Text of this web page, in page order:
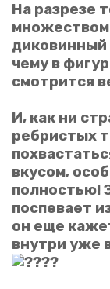
На разрезе
множеством
диковинный
чему в
смотрится
И, как ни
ребристых
вкусом,
полностью!
поспевает
он еще
внутри уже